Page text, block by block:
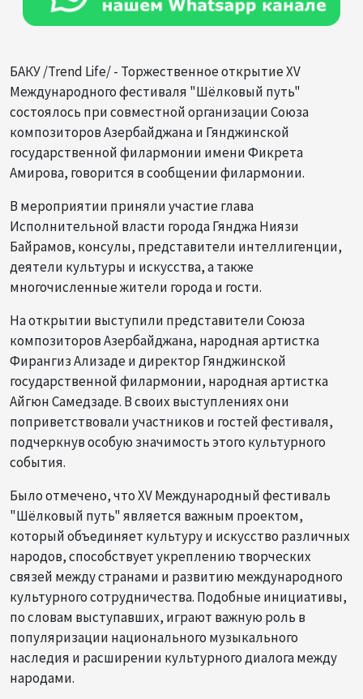
БАКУ /Trend Life/ - Торжественное открытие XV
Международного фестиваля "Шёлковый путь"
состоялось при совместной организации Союза
композиторов Азербайджана и Гянджинской
государственной филармонии имени Фикрета
Амирова, говорится в сообщении филармонии.
В мероприятии приняли участие глава
Исполнительной власти города Гянджа Ниязи
Байрамов, консулы, представители интеллигенции,
деятели культуры и искусства, а также
многочисленные жители города и гости.
На открытии выступили представители Союза
композиторов Азербайджана, народная артистка
Фирангиз Ализаде и директор Гянджинской
государственной филармонии, народная артистка
Айгюн Самедзаде. В своих выступлениях они
поприветствовали участников и гостей фестиваля,
подчеркнув особую значимость этого культурного
события.
Было отмечено, что XV Международный фестиваль
"Шёлковый путь" является важным проектом,
который объединяет культуру и искусство различных
народов, способствует укреплению творческих
связей между странами и развитию международного
культурного сотрудничества. Подобные инициативы,
по словам выступавших, играют важную роль в
популяризации национального музыкального
наследия и расширении культурного диалога между
народами.